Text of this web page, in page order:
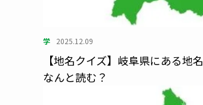
学 2025.12.09
【地名クイズ】岐阜県にある地
なんと読む？